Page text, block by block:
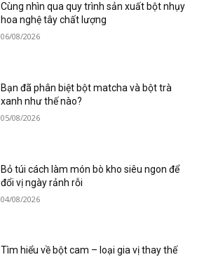
Cùng nhìn qua quy trình sản xuất bột nhụy
hoa nghệ tây chất lượng
06/08/2026
Bạn đã phân biệt bột matcha và bột trà
xanh như thế nào?
05/08/2026
Bỏ túi cách làm món bò kho siêu ngon để
đổi vị ngày rảnh rỗi
04/08/2026
Tìm hiểu về bột cam – loại gia vị thay thế